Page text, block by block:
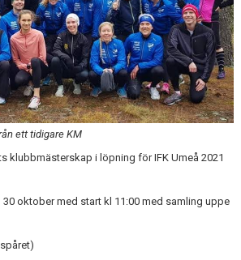
ett tidigare KM
klubbmästerskap i löpning för IFK Umeå 2021
oktober med start kl 11:00 med samling uppe